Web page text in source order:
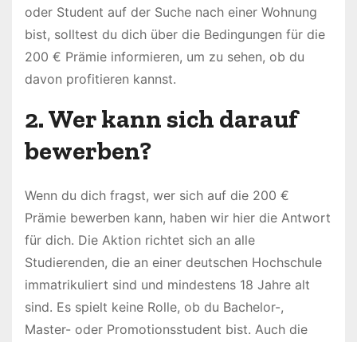
oder Student auf der Suche nach einer Wohnung
bist, solltest du dich über die Bedingungen für die
200 € Prämie informieren, um zu sehen, ob du
davon profitieren kannst.
2. Wer kann sich darauf
bewerben?
Wenn du dich fragst, wer sich auf die 200 €
Prämie bewerben kann, haben wir hier die Antwort
für dich. Die Aktion richtet sich an alle
Studierenden, die an einer deutschen Hochschule
immatrikuliert sind und mindestens 18 Jahre alt
sind. Es spielt keine Rolle, ob du Bachelor-,
Master- oder Promotionsstudent bist. Auch die